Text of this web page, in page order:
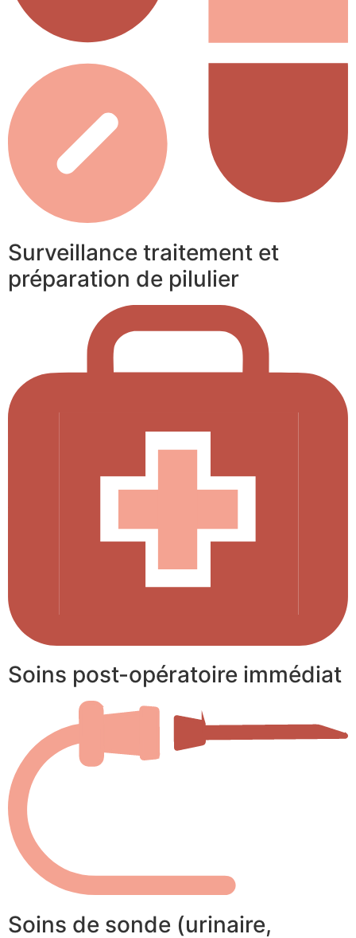
Surveillance traitement et
préparation de pilulier
Soins post-opératoire immédiat
Soins de sonde (urinaire,